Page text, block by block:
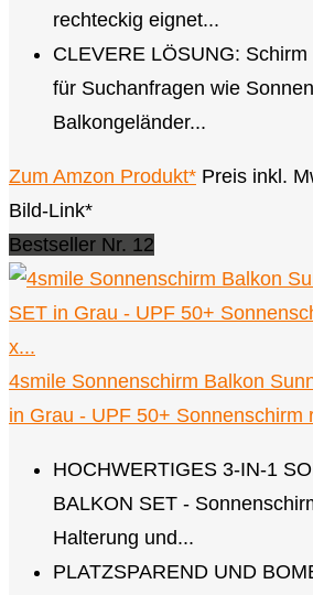
rechteckig eignet...
CLEVERE LÖSUNG:
für Suchanfragen wie
Balkongeländer...
Zum Amzon Produkt* Preis inkl.
Bild-Link*
Bestseller Nr. 12
4smile Sonnenschirm Balkon
in Grau - UPF 50+ Sonnenschirm
HOCHWERTIGES 3-IN-1
BALKON SET -
Halterung und...
PLATZSPAREND UND